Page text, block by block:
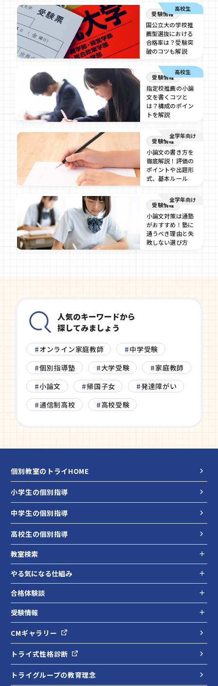
高校生
受験情報
国公立大の学校推
薦型選抜における
合格率は？受験突
破のコツも解説
高校生
受験情報
指定校推薦の小論
文を書くコツと
は？構成のポイン
トを解説
全学年向け
受験情報
小論文の書き方を
徹底解説！評価の
ポイントや出題形
式、基本ルール
全学年向け
受験情報
小論文対策は通塾
がおすすめ！塾に
通うべき理由と失
敗しない選び方
人気のキーワードから
探してみましょう
オンライン家庭教師
中学受験
個別指導塾
大学受験
家庭教師
小論文
帰国子女
発達障がい
通信制高校
高校受験
個別教室のトライHOME
小学生の個別指導
中学生の個別指導
高校生の個別指導
教室検索
やる気になる仕組み
合格体験談
受験情報
CMギャラリー
トライ式性格診断
トライグループの教育理念